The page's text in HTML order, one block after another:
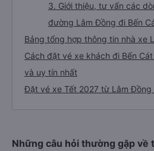
3. Giới thiệu, tư vấn các
đường Lâm Đồng đi Bến
Bảng tổng hợp thông tin nhà xe
Cách đặt vé xe khách đi Bến
và uy tín nhất
Đặt vé xe Tết 2027 từ Lâm Đồng
Những câu hỏi thường gặp về